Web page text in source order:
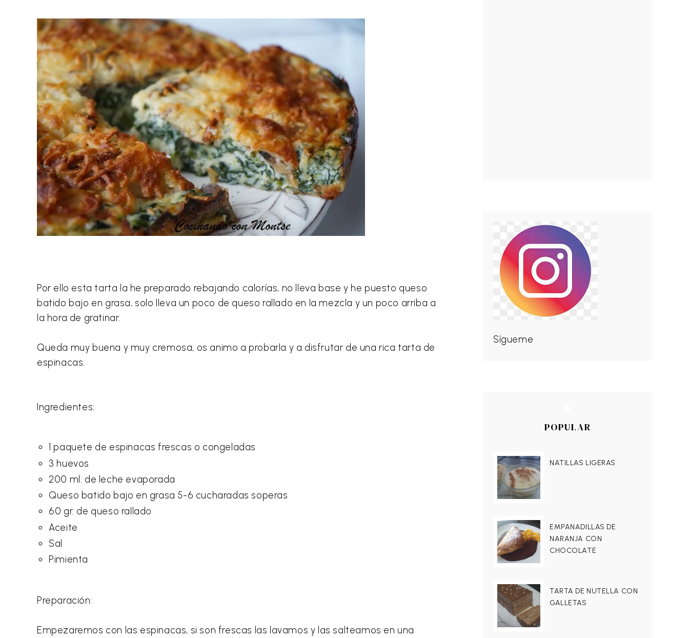
Por ello esta tarta la he preparado rebajando calorías, no lleva base y he puesto queso
batido bajo en grasa, solo lleva un poco de queso rallado en la mezcla y un poco arriba a
la hora de gratinar.
Queda muy buena y muy cremosa, os animo a probarla y a disfrutar de una rica tarta de
espinacas.
Ingredientes:
1 paquete de espinacas frescas o congeladas
3 huevos
200 ml. de leche evaporada
Queso batido bajo en grasa 5-6 cucharadas soperas
60 gr. de queso rallado
Aceite
Sal
Pimienta
Preparación:
Empezaremos con las espinacas, si son frescas las lavamos y las salteamos en una
Sígueme
POPULAR
NATILLAS LIGERAS
EMPANADILLAS DE
NARANJA CON
CHOCOLATE
TARTA DE NUTELLA CON
GALLETAS